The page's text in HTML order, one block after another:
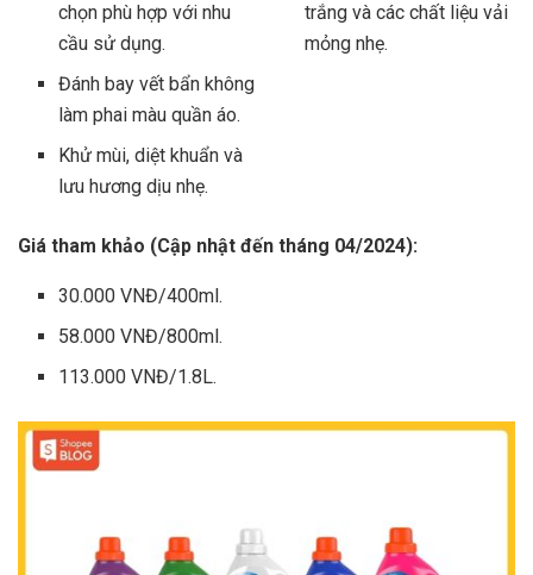
chọn phù hợp với nhu
cầu sử dụng.
Đánh bay vết bẩn không
làm phai màu quần áo.
Khử mùi, diệt khuẩn và
lưu hương dịu nhẹ.
trắng và các chất liệu vải
mỏng nhẹ.
Giá tham khảo (Cập nhật đến tháng 04/2024):
30.000 VNĐ/400ml.
58.000 VNĐ/800ml.
113.000 VNĐ/1.8L.